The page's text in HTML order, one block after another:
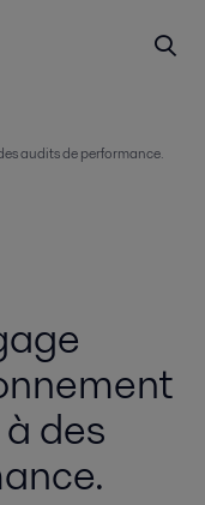
audits de performance.
des